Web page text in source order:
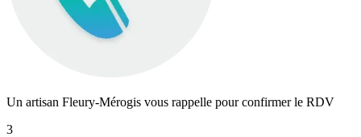
Un artisan Fleury-Mérogis vous rappelle pour confirmer le RDV
3